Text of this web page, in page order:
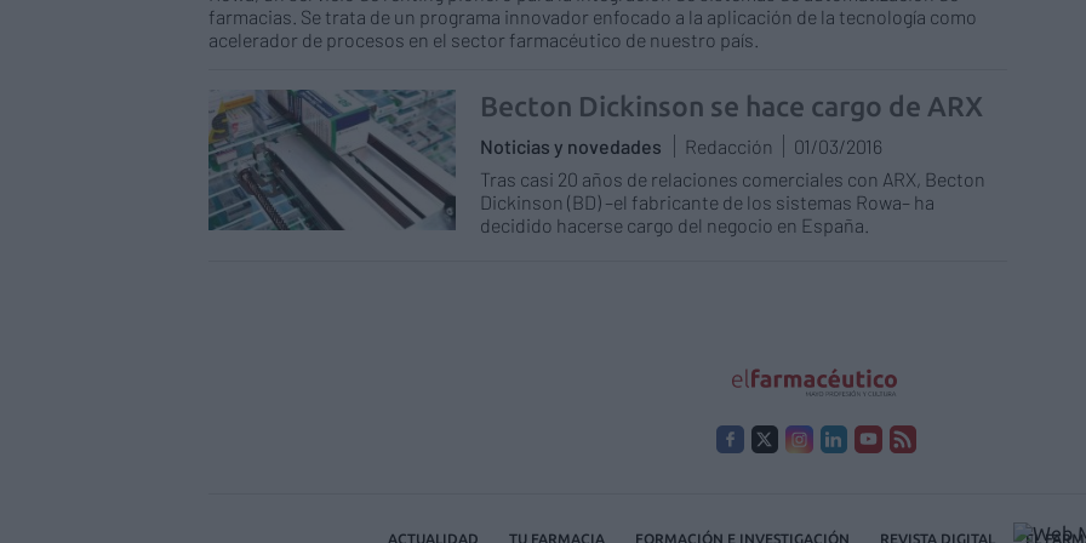
farmacias. Se trata de un programa innovador enfocado a la aplicación de la tecnología como
acelerador de procesos en el sector farmacéutico de nuestro país.
Becton Dickinson se hace cargo de ARX
Noticias y novedades Redacción
01/03/2016
Tras casi 20 años de relaciones comerciales con ARX, Becton
Dickinson (BD) –el fabricante de los sistemas Rowa– ha
decidido hacerse cargo del negocio en España.
ACTUALIDAD TU FARMACIA FORMACIÓN E INVESTIGACIÓN REVISTA DIGITAL EL